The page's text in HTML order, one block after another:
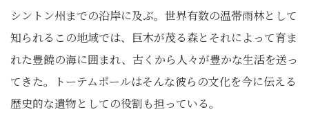
シントン州までの沿岸に及ぶ。世界有数の温帯雨林として
知られるこの地域では、巨木が茂る森とそれによって育ま
れた豊饒の海に囲まれ、古くから人々が豊かな生活を送っ
てきた。トーテムポールはそんな彼らの文化を今に伝える
歴史的な遺物としての役割も担っている。